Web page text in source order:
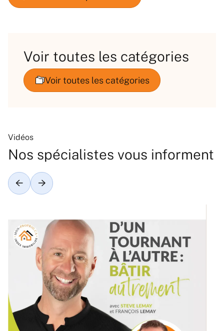
Voir toutes les catégories
Vidéos
Nos spécialistes vous informent